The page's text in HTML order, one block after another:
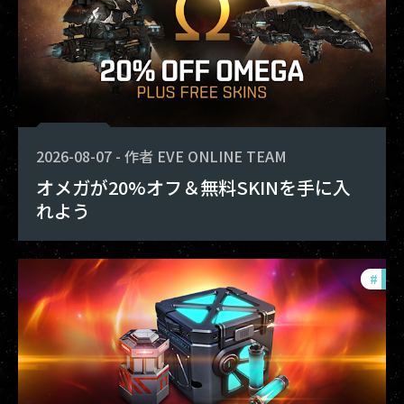
2026-08-07 - 作者 EVE ONLINE TEAM
オメガが20%オフ＆無料SKINを手に入
れよう
#